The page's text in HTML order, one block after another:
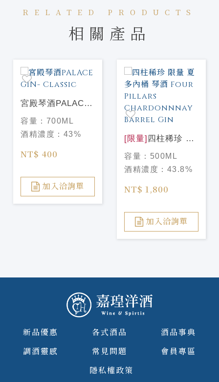
RELATED PRODUCTS
相關產品
宮殿琴酒PALACE
GIN- Classic
容量： 700ML
酒精濃度： 43%
NT$ 400
加入洽詢單
[限量] 四柱稀珍 限
量 夏多內桶 琴酒
Four Pillars
Chardonnnay
Barrel Gin
容量： 500ML
酒精濃度： 43.8%
NT$ 1,800
加入洽詢單
新品優惠 各式酒品
酒品事典
調酒靈感
常見問題
會員專區
隱私權政策